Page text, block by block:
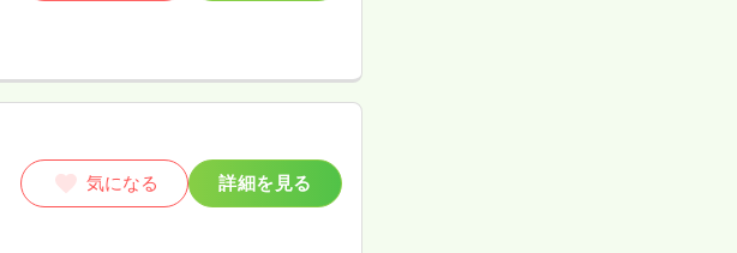
気になる 詳細を見る